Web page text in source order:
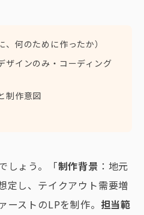
何のために作ったか）
ザインのみ・コーディング
制作意図
しょう。「制作背景 ：地元
定し、テイクアウト需要増
ストのLPを制作。 担当範